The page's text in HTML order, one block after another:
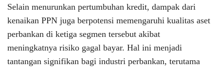
Selain menurunkan pertumbuhan kredit, dampak dari
kenaikan PPN juga berpotensi memengaruhi kualitas aset
perbankan di ketiga segmen tersebut akibat
meningkatnya risiko gagal bayar. Hal ini menjadi
tantangan signifikan bagi industri perbankan, terutama